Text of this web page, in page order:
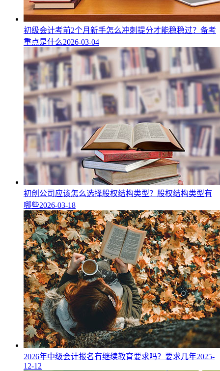
初级会计考前2个月新手怎么冲刺提分才能稳稳过？备考
重点是什么2026-03-04
初创公司应该怎么选择股权结构类型？股权结构类型有
哪些2026-03-18
2026年中级会计报名有继续教育要求吗？要求几年2025-
12-12